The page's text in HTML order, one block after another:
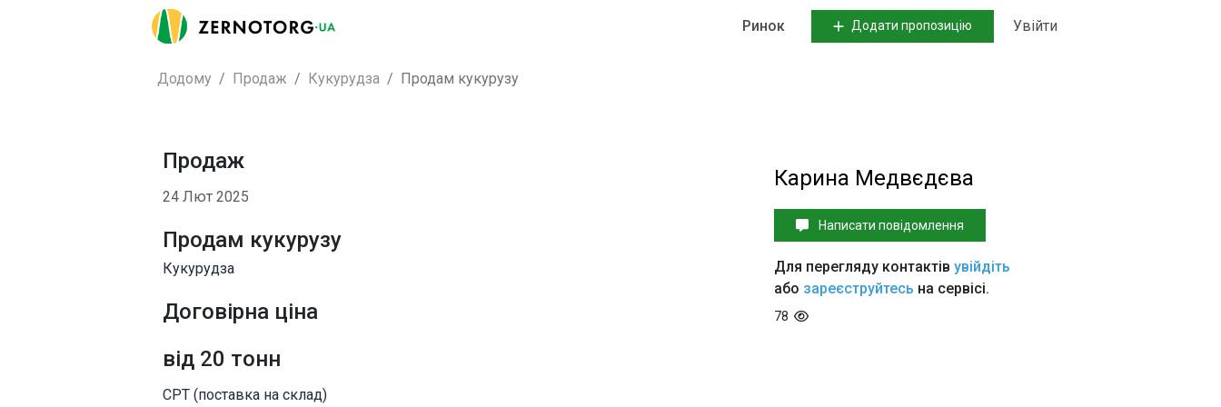
Ринок Додати пропозицію Увійти
Додому Продаж Кукурудза Продам кукурузу
Продаж
24 Лют 2025
Продам кукурузу
Кукурудза
Договірна ціна
від 20 тонн
CPT (поставка на склад)
Карина Медвєдєва
Написати повідомлення
Для перегляду контактівувійдіть
або зареєструйтесь на сервісі.
78